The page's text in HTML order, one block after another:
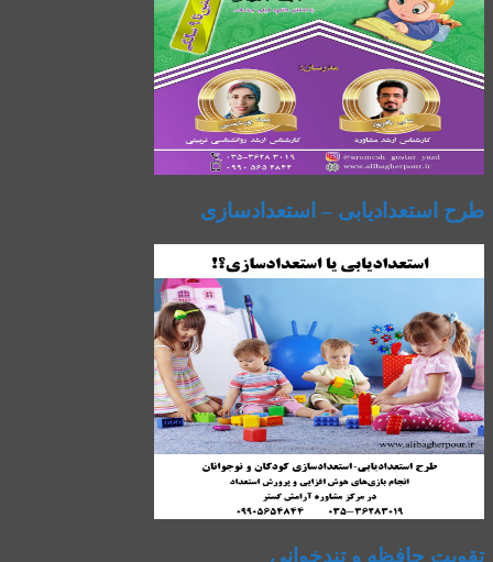
طرح استعدادیابی – استعدادسازی
تقویت حافظه و تندخوانی